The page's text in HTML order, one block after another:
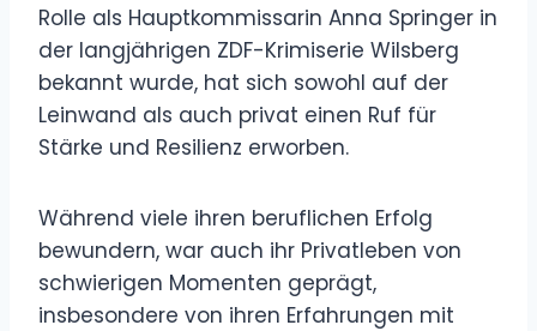
Rolle als Hauptkommissarin Anna Springer in
der langjährigen ZDF-Krimiserie Wilsberg
bekannt wurde, hat sich sowohl auf der
Leinwand als auch privat einen Ruf für
Stärke und Resilienz erworben.
Während viele ihren beruflichen Erfolg
bewundern, war auch ihr Privatleben von
schwierigen Momenten geprägt,
insbesondere von ihren Erfahrungen mit